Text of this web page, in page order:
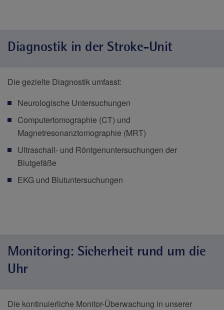
Diagnostik in der Stroke-Unit
Die gezielte Diagnostik umfasst:
Neurologische Untersuchungen
Computertomographie (CT) und
Magnetresonanztomographie (MRT)
Ultraschall- und Röntgenuntersuchungen der
Blutgefäße
EKG und Blutuntersuchungen
Monitoring: Sicherheit rund um die
Uhr
Die kontinuierliche Monitor-Überwachung in unserer